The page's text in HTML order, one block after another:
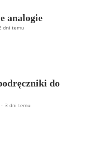
analogie
dni temu
do
- 3 dni temu